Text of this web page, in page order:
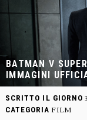
BATMAN V
IMMAGINI
SCRITTO IL GIORNO
CATEGORIA FILM